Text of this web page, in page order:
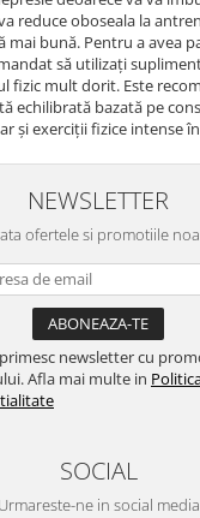
reduce oboseala la
mai bună. Pentru a avea
să utilizați
fizic mult dorit. Este
echilibrată bazată pe
și exerciții fizice intense
NEWSLETTER
ofertele si promotiile
newsletter cu
Afla mai multe in
SOCIAL
Urmareste-ne in social media